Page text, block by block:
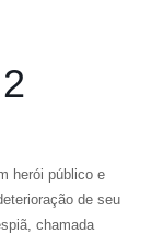
herói público e
de seu
chamada